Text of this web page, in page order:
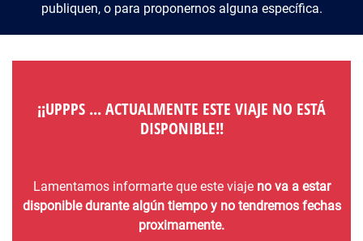
publiquen, o para proponernos alguna específica.
¡¡UPPPS ... ACTUALMENTE ESTE VIAJE NO ESTÁ
DISPONIBLE!!
Lamentamos informarte que este viaje no va a estar
disponible durante algún tiempo y no tendremos fechas
proximamente.